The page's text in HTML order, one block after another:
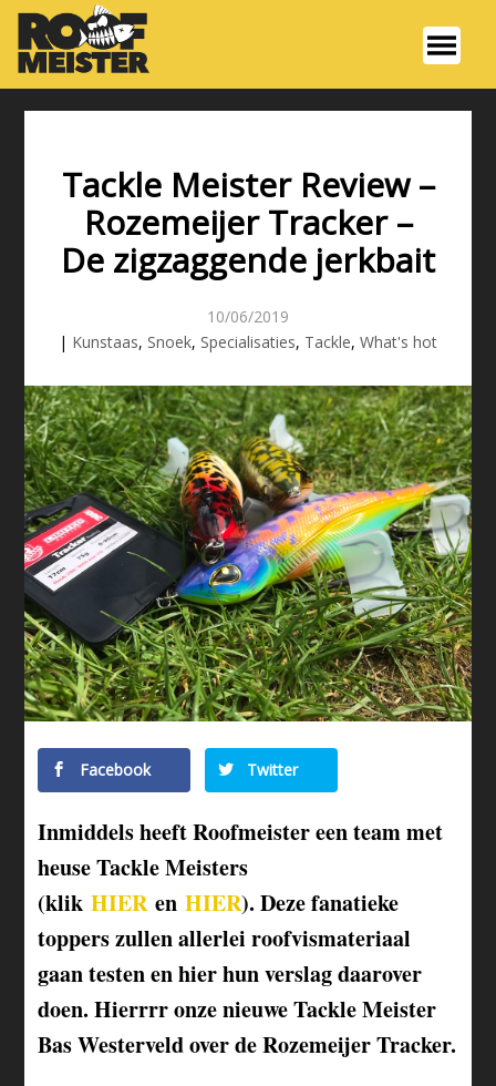
Tackle Meister Review –
Rozemeijer Tracker –
De zigzaggende jerkbait
10/06/2019
| Kunstaas, Snoek, Specialisaties, Tackle, What's hot
Facebook Twitter
Inmiddels heeft Roofmeister een team met
heuse Tackle Meisters
(klikHIERenHIER). Deze fanatieke
toppers zullen allerlei roofvismateriaal
gaan testen en hier hun verslag daarover
doen. Hierrrr onze nieuwe Tackle Meister
Bas Westerveld over de Rozemeijer Tracker.